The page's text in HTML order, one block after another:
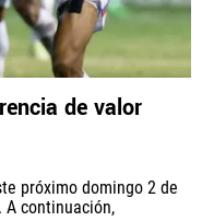
de valor
próximo domingo 2 de
A continuación,